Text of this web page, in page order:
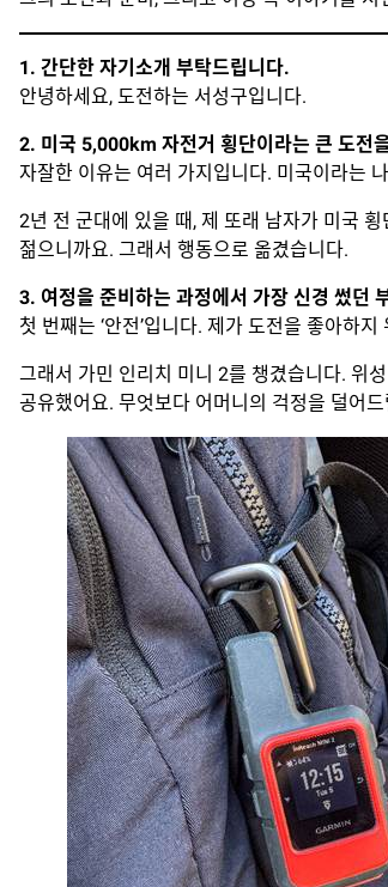
1. 간단한 자기소개 부탁드립니다.
안녕하세요, 도전하는 서성구입니다.
2. 미국 5,000km 자전거 횡단이라는 큰 도전
자잘한 이유는 여러 가지입니다. 미국이라는
2년 전 군대에 있을 때, 제 또래 남자가 미국
젊으니까요. 그래서 행동으로 옮겼습니다.
3. 여정을 준비하는 과정에서 가장 신경 썼던
첫 번째는 ‘안전’입니다. 제가 도전을 좋아하
그래서 가민 인리치 미니 2를 챙겼습니다. 위
공유했어요. 무엇보다 어머니의 걱정을 덜어